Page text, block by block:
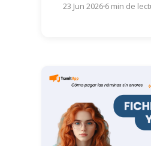
23 Jun 20266 min de